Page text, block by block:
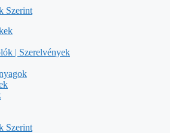
Szerint
| Szerelvények
Szerint